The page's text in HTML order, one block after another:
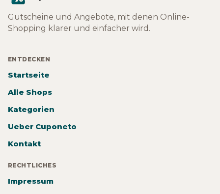
Gutscheine und Angebote, mit denen Online-
Shopping klarer und einfacher wird.
ENTDECKEN
Startseite
Alle Shops
Kategorien
Ueber Cuponeto
Kontakt
RECHTLICHES
Impressum